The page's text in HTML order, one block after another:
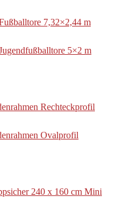
7,32×2,44 m
5×2 m
Rechteckprofil
Ovalprofil
240 x 160 cm Mini